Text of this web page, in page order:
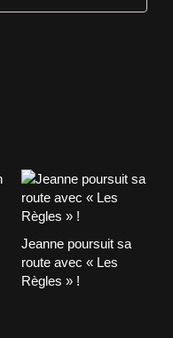
Jeanne poursuit sa
route avec « Les
Règles » !